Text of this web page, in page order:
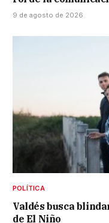
9 de agosto de 2026
POLÍTICA
Valdés busca
de El Niño